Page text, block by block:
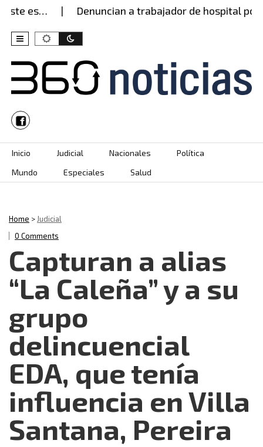
es… Denuncian a trabajador de hospital por
Skip to content
Inicio Judicial Nacionales
Política
Mundo
Especiales Salud
Home >Judicial
0 Comments
Capturan a alias
“La Caleña” y a su
grupo
delincuencial
EDA, que tenía
influencia en Villa
Santana, Pereira